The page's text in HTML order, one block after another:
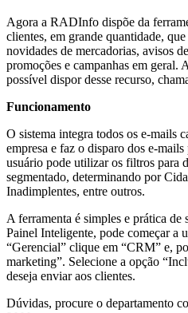
Agora a RADInfo dispõe da
clientes, em grande quantidade,
novidades de mercadorias, avisos
promoções e campanhas em
possível dispor desse recurso,
Funcionamento
O sistema integra todos os e-mails
empresa e faz o disparo dos e-
usuário pode utilizar os filtros para
segmentado, determinando por
Inadimplentes, entre outros.
A ferramenta é simples e prática
Painel Inteligente, pode começar a
“Gerencial” clique em “CRM” e,
marketing”. Selecione a opção
deseja enviar aos clientes.
Dúvidas, procure o departamento